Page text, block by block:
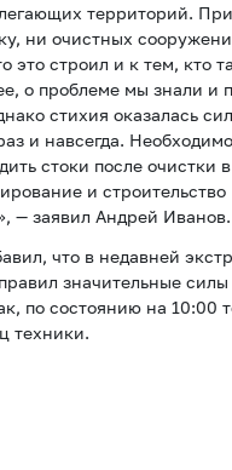
территорий.
ни очистных
это строил и к тем, кто
о проблеме мы знали и
стихия оказалась
и навсегда.
стоки после очистки
и строительство
— заявил Андрей Иванов.
что в недавней
значительные
по состоянию на 10:00
техники.